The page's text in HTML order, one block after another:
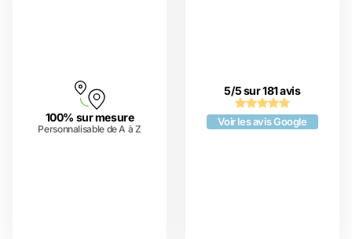
100% sur mesure
Personnalisable de A à Z
5/5 sur 181 avis
Voir les avis Google